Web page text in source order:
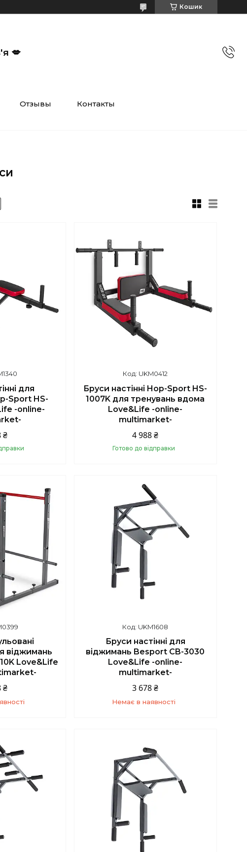
Кошик
💋
Отзывы Контакты
для
Sport HS-
-online-
₴
UKM0412
Бруси настінні Hop-Sport HS-
1007K для тренувань вдома
Love&Life -online-
multimarket-
4 988 ₴
Готово до відправки
віджимань
Love&Life
₴
10-45
UKM1608
Бруси настінні для
віджимань Besport CB-3030
Love&Life -online-
multimarket-
3 678 ₴
Немає в наявності